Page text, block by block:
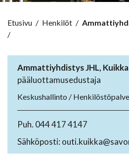
Etusivu / Henkilöt /
/
Ammattiyhdistys JHL,
pääluottamusedustaja
Keskushallinto /
Puh. 044 417 4147
Sähköposti: